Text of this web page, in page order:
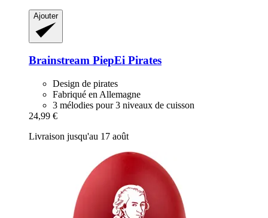
Ajouter
Brainstream PiepEi Pirates
Design de pirates
Fabriqué en Allemagne
3 mélodies pour 3 niveaux de cuisson
24,99 €
Livraison jusqu'au 17 août